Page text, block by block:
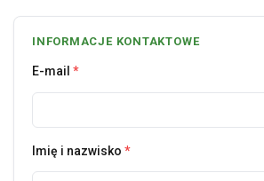
INFORMACJE KONTAKTOWE
E-mail *
Imię i nazwisko *